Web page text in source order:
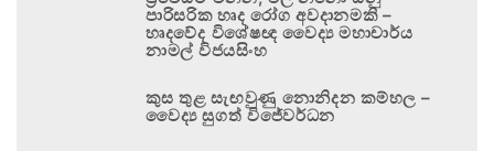
පාරිසරික හෘද රෝග අවදානමකි –
හෘදවේද විශේෂඥ වෛද්‍ය මහාචාර්ය
නාමල් විජයසිංහ
කුස තුළ සැඟවුණු නොනිදන කම්හල –
වෛද්‍ය සුගත් විජේවර්ධන